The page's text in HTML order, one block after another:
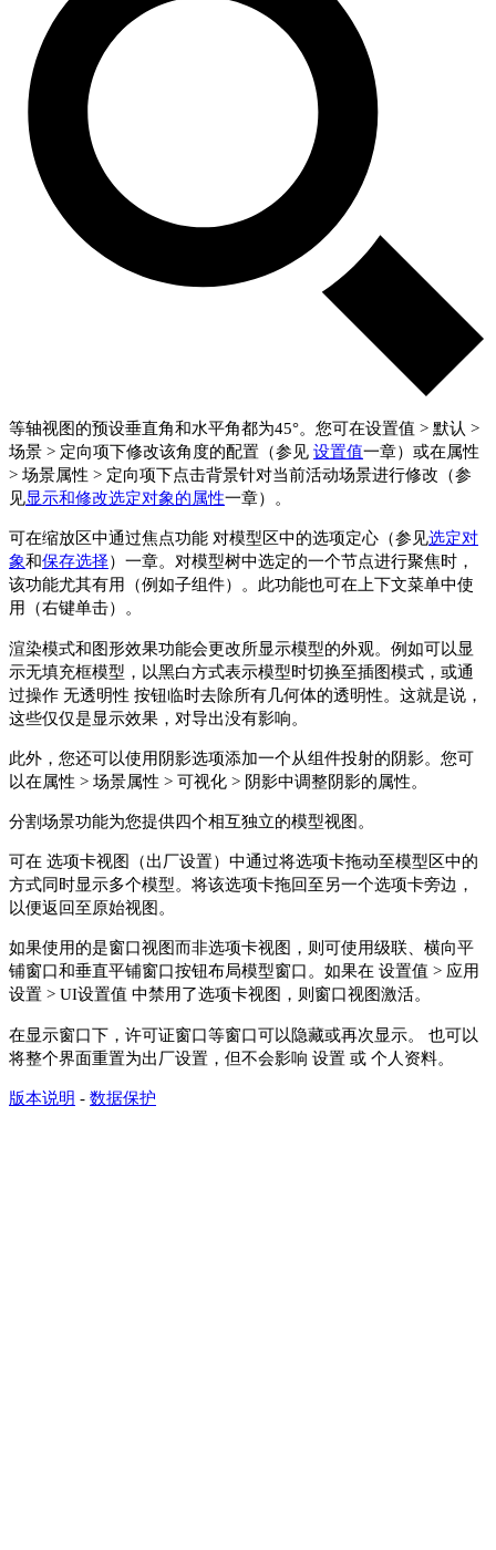
等轴视图的预设垂直角和水平角都为45°。您可在设置值 > 默认 >
场景 > 定向项下修改该角度的配置（参见 设置值一章）或在属性
> 场景属性 > 定向项下点击背景针对当前活动场景进行修改（参
见显示和修改选定对象的属性一章）。
可在缩放区中通过焦点功能 对模型区中的选项定心（参见选定对
象和保存选择）一章。对模型树中选定的一个节点进行聚焦时，
该功能尤其有用（例如子组件）。此功能也可在上下文菜单中使
用（右键单击）。
渲染模式和图形效果功能会更改所显示模型的外观。例如可以显
示无填充框模型，以黑白方式表示模型时切换至插图模式，或通
过操作 无透明性 按钮临时去除所有几何体的透明性。这就是说，
这些仅仅是显示效果，对导出没有影响。
此外，您还可以使用阴影选项添加一个从组件投射的阴影。您可
以在属性 > 场景属性 > 可视化 > 阴影中调整阴影的属性。
分割场景功能为您提供四个相互独立的模型视图。
可在 选项卡视图（出厂设置）中通过将选项卡拖动至模型区中的
方式同时显示多个模型。将该选项卡拖回至另一个选项卡旁边，
以便返回至原始视图。
如果使用的是窗口视图而非选项卡视图，则可使用级联
横向平
铺窗口和垂直平铺窗口按钮布局模型窗口。如果在 设置值 > 应用
设置 > UI设置值 中禁用了选项卡视图，则窗口视图激活。
在显示窗口下， 许可证窗口等窗口可以隐藏或再次显示。 也可以
将整个界面重置为出厂设置，但不会影响 设置 或 个人资料。
版本说明 - 数据保护